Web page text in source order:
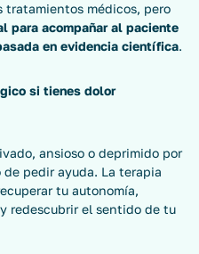
tratamientos médicos, pero
para acompañar al paciente
en evidencia científica.
si tienes dolor
ansioso o deprimido por
pedir ayuda. La terapia
tu autonomía,
redescubrir el sentido de tu